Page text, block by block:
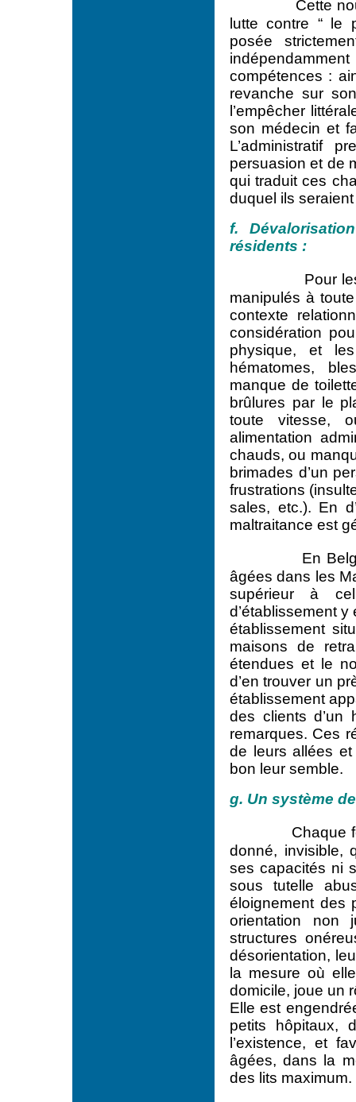
Cette
lutte contre “ le
posée
compétences :
revanche sur
l’empêcher
son médecin et
L’administratif
persuasion et de
qui traduit ces
duquel ils
f.
résidents :
Pour
manipulés à
contexte
considération
physique, et
hématomes,
manque de
brûlures par le
toute vitesse,
alimentation
chauds, ou
brimades d’un
frustrations
sales, etc.). En
maltraitance est
En
âgées dans les
supérieur à
d’établissement
établissement
maisons de
étendues et le
d’en trouver un
établissement
des clients d’un
remarques. Ces
de leurs allées
bon leur semble.
g. Un système
Chaque
donné, invisible,
ses capacités ni
sous tutelle
éloignement des
orientation non
structures
désorientation,
la mesure où
domicile, joue un
Elle est
petits hôpitaux,
l’existence, et
âgées, dans la
des lits maximum.